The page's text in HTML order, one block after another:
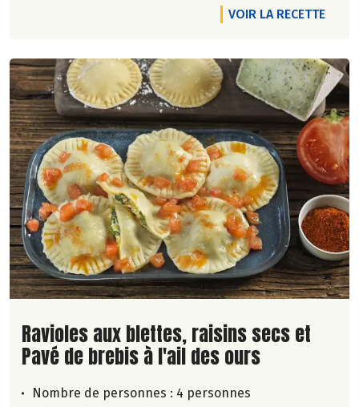
VOIR LA RECETTE
Lire la suite de la recette
Ravioles aux blettes, raisins secs et
Pavé de brebis à l'ail des ours
Nombre de personnes : 4 personnes